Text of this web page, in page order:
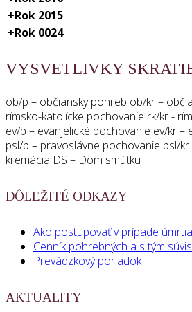
+Rok 2015
+Rok 0024
VYSVETLIVKY
ob/p – občiansky pohreb ob/kr –
rímsko-katolícke pochovanie rk/kr -
ev/p – evanjelické pochovanie ev/kr –
psl/p – pravoslávne pochovanie psl/
kremácia DS – Dom smútku
DÔLEŽITÉ ODKAZY
Ako postupovať v prípade úmrtia
Cenník pohrebných a s tým
Prevádzkový poriadok
AKTUALITY